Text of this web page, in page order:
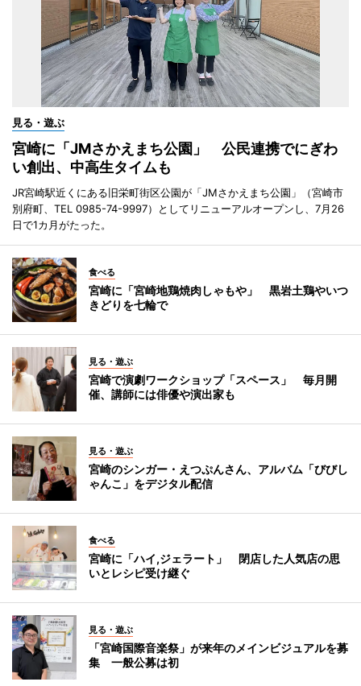
見る・遊ぶ
宮崎に「JMさかえまち公園」 公民連携でにぎわ
い創出、中高生タイムも
JR宮崎駅近くにある旧栄町街区公園が「JMさかえまち公園」（宮崎市
別府町、TEL 0985-74-9997）としてリニューアルオープンし、7月26
日で1カ月がたった。
食べる
宮崎に「宮崎地鶏焼肉しゃもや」 黒岩土鶏やいつ
きどりを七輪で
見る・遊ぶ
宮崎で演劇ワークショップ「スペース」 毎月開
催、講師には俳優や演出家も
見る・遊ぶ
宮崎のシンガー・えつぷんさん、アルバム「びびし
ゃんこ」をデジタル配信
食べる
宮崎に「ハイ,ジェラート」 閉店した人気店の思
いとレシピ受け継ぐ
見る・遊ぶ
「宮崎国際音楽祭」が来年のメインビジュアルを募
集 一般公募は初